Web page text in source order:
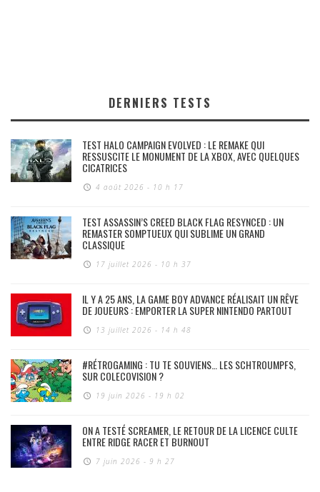
DERNIERS TESTS
TEST HALO CAMPAIGN EVOLVED : LE REMAKE QUI
RESSUSCITE LE MONUMENT DE LA XBOX, AVEC QUELQUES
CICATRICES
4 août 2026 - 10 h 17
TEST ASSASSIN’S CREED BLACK FLAG RESYNCED : UN
REMASTER SOMPTUEUX QUI SUBLIME UN GRAND
CLASSIQUE
17 juillet 2026 - 10 h 37
IL Y A 25 ANS, LA GAME BOY ADVANCE RÉALISAIT UN RÊVE
DE JOUEURS : EMPORTER LA SUPER NINTENDO PARTOUT
13 juillet 2026 - 14 h 48
#RÉTROGAMING : TU TE SOUVIENS… LES SCHTROUMPFS,
SUR COLECOVISION ?
19 juin 2026 - 19 h 02
ON A TESTÉ SCREAMER, LE RETOUR DE LA LICENCE CULTE
ENTRE RIDGE RACER ET BURNOUT
7 juin 2026 - 9 h 27